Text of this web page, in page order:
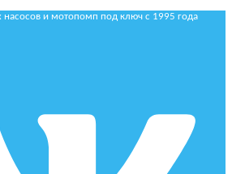
и мотопомп под ключ с 1995 года